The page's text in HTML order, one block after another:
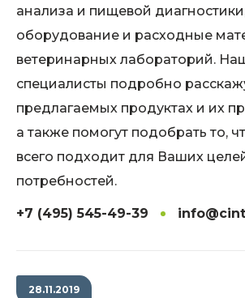
анализа и пищевой
оборудование и расходные
ветеринарных лабораторий.
специалисты подробно
предлагаемых продуктах и их
а также помогут подобрать то,
всего подходит для Ваших
потребностей.
+7 (495) 545-49-39
28.11.2019